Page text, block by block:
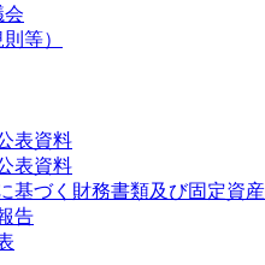
会
等）
表資料
表資料
基づく財務書類及び固定資
告